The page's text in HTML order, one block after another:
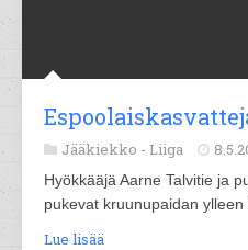
Jääkiekko - Liiga
Hyökkääjä Aarne Talvitie ja
pukevat kruunupaidan ylleen
Lue lisää